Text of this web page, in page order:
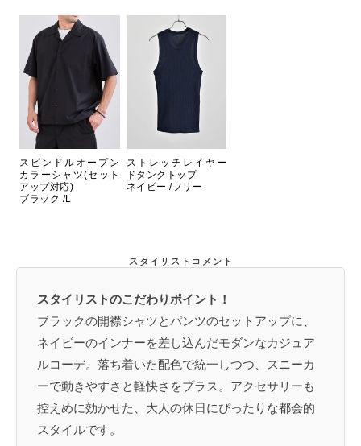
スピンドルオープン
カラーシャツ(セット
アップ対応)
ブラック /L
ストレッチレイヤー
ドタンクトップ
ネイビー /フリー
スタイリストコメント
スタイリストのこだわりポイント！
ブラックの開襟シャツとパンツのセットアップに、
ネイビーのインナーを差し込んだモダンなカジュア
ルコーデ。落ち着いた配色で統一しつつ、スニーカ
ーで動きやすさと軽快さをプラス。アクセサリーも
控えめに効かせた、大人の休日にぴったりな都会的
スタイルです。